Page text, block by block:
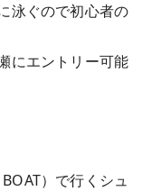
泳ぐので初心者の
にエントリー可能
）で行くシュ